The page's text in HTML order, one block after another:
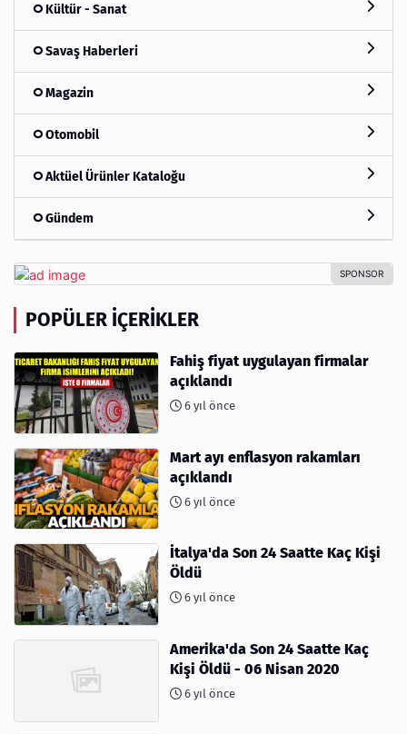
Kültür - Sanat
Savaş Haberleri
Magazin
Otomobil
Aktüel Ürünler Kataloğu
Gündem
POPÜLER İÇERIKLER
Fahiş fiyat uygulayan firmalar
açıklandı
6 yıl önce
Mart ayı enflasyon rakamları
açıklandı
6 yıl önce
İtalya'da Son 24 Saatte Kaç Kişi
Öldü
6 yıl önce
Amerika'da Son 24 Saatte Kaç
Kişi Öldü - 06 Nisan 2020
6 yıl önce